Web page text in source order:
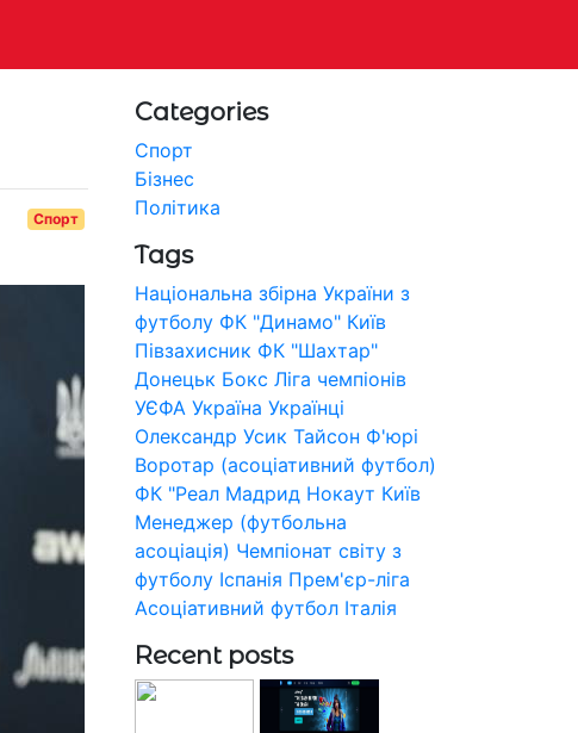
Спорт
Categories
Спорт
Бізнес
Політика
Tags
Національна збірна України з
футболу ФК "Динамо" Київ
Півзахисник ФК "Шахтар"
Донецьк Бокс Ліга чемпіонів
УЄФА Україна Українці
Олександр Усик Тайсон Ф'юрі
Воротар (асоціативний футбол)
ФК "Реал Мадрид Нокаут Київ
Менеджер (футбольна
асоціація) Чемпіонат світу з
футболу Іспанія Прем'єр-ліга
Асоціативний футбол Італія
Recent posts